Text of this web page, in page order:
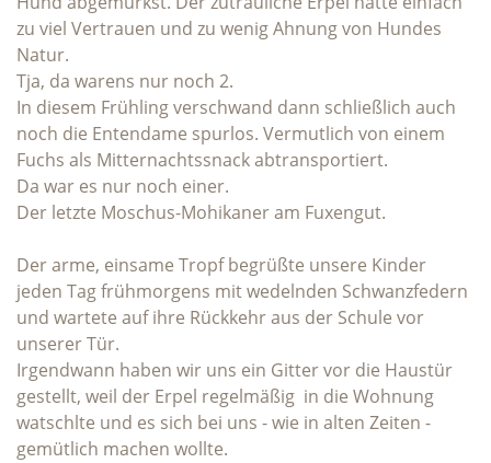
zu viel Vertrauen und zu wenig Ahnung von Hundes
Natur.
Tja, da warens nur noch 2.
In diesem Frühling verschwand dann schließlich auch
noch die Entendame spurlos. Vermutlich von einem
Fuchs als Mitternachtssnack abtransportiert.
Da war es nur noch einer.
Der letzte Moschus-Mohikaner am Fuxengut.
Der arme, einsame Tropf begrüßte unsere Kinder
jeden Tag frühmorgens mit wedelnden Schwanzfedern
und wartete auf ihre Rückkehr aus der Schule vor
unserer Tür.
Irgendwann haben wir uns ein Gitter vor die Haustür
gestellt, weil der Erpel regelmäßig in die Wohnung
watschlte und es sich bei uns - wie in alten Zeiten -
gemütlich machen wollte.